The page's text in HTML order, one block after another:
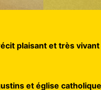
plaisant et très vivant
et église